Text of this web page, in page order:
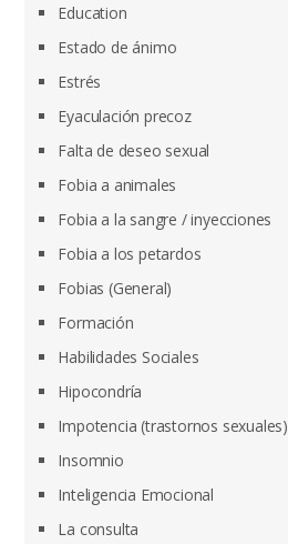
Education
Estado de ánimo
Estrés
Eyaculación precoz
Falta de deseo sexual
Fobia a animales
Fobia a la sangre / inyecciones
Fobia a los petardos
Fobias (General)
Formación
Habilidades Sociales
Hipocondría
Impotencia (trastornos sexuales)
Insomnio
Inteligencia Emocional
La consulta